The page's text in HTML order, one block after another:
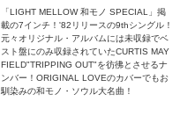
「LIGHT MELLOW 和モノ SPECIAL」掲
載の7インチ！'82リリースの9thシングル！
元々オリジナル・アルバムには未収録でベ
スト盤にのみ収録されていたCURTIS MAY
FIELD"TRIPPING OUT"を彷彿とさせるナ
ンバー！ORIGINAL LOVEのカバーでもお
馴染みの和モノ・ソウル大名曲！